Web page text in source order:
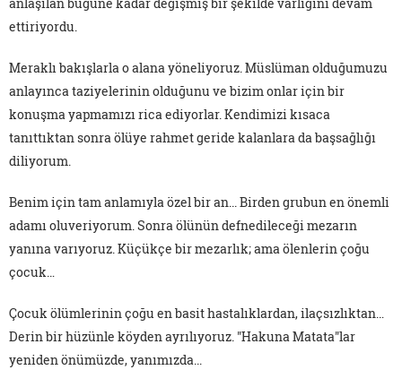
anlaşılan bugüne kadar değişmiş bir şekilde varlığını devam
ettiriyordu.
Meraklı bakışlarla o alana yöneliyoruz. Müslüman olduğumuzu
anlayınca taziyelerinin olduğunu ve bizim onlar için bir
konuşma yapmamızı rica ediyorlar. Kendimizi kısaca
tanıttıktan sonra ölüye rahmet geride kalanlara da başsağlığı
diliyorum.
Benim için tam anlamıyla özel bir an... Birden grubun en önemli
adamı oluveriyorum. Sonra ölünün defnedileceği mezarın
yanına varıyoruz. Küçükçe bir mezarlık; ama ölenlerin çoğu
çocuk…
Çocuk ölümlerinin çoğu en basit hastalıklardan, ilaçsızlıktan…
Derin bir hüzünle köyden ayrılıyoruz. "Hakuna Matata"lar
yeniden önümüzde, yanımızda...